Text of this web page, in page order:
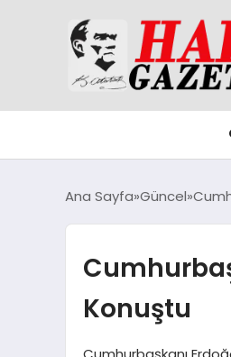
Ana Sayfa Güncel
Konuştu